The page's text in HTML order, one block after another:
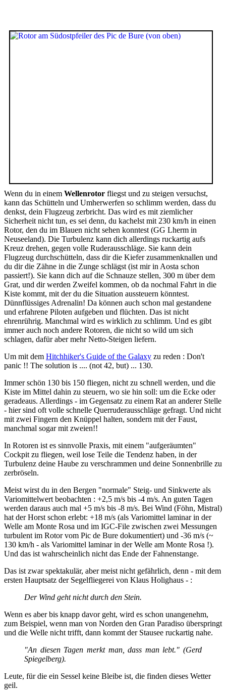
Wenn du in einem Wellenrotor fliegst und zu steigen versuchst,
kann das Schütteln und Umherwerfen so schlimm werden, dass du
denkst, dein Flugzeug zerbricht. Das wird es mit ziemlicher
Sicherheit nicht tun, es sei denn, du kachelst mit 230 km/h in einen
Rotor, den du im Blauen nicht sehen konntest (GG Lherm in
Neuseeland). Die Turbulenz kann dich allerdings ruckartig aufs
Kreuz drehen, gegen volle Ruderausschläge. Sie kann dein
Flugzeug durchschütteln, dass dir die Kiefer zusammenknallen und
du dir die Zähne in die Zunge schlägst (ist mir in Aosta schon
passiert!). Sie kann dich auf die Schnauze stellen, 300 m über dem
Grat, und dir werden Zweifel kommen, ob da nochmal Fahrt in die
Kiste kommt, mit der du die Situation aussteuern könntest.
Dünnflüssiges Adrenalin! Da können auch schon mal gestandene
und erfahrene Piloten aufgeben und flüchten. Das ist nicht
ehrenrührig. Manchmal wird es wirklich zu schlimm. Und es gibt
immer auch noch andere Rotoren, die nicht so wild um sich
schlagen, dafür aber mehr Netto-Steigen liefern.
Um mit dem Hitchhiker's Guide of the Galaxy zu reden : Don't
panic !! The solution is .... (not 42, but) ... 130.
Immer schön 130 bis 150 fliegen, nicht zu schnell werden, und die
Kiste im Mittel dahin zu steuern, wo sie hin soll: um die Ecke oder
geradeaus. Allerdings - im Gegensatz zu einem Rat an anderer Stelle
- hier sind oft volle schnelle Querruderausschläge gefragt. Und nicht
mit zwei Fingern den Knüppel halten, sondern mit der Faust,
manchmal sogar mit zweien!!
In Rotoren ist es sinnvolle Praxis, mit einem "aufgeräumten"
Cockpit zu fliegen, weil lose Teile die Tendenz haben, in der
Turbulenz deine Haube zu verschrammen und deine Sonnenbrille zu
zerbröseln.
Meist wirst du in den Bergen "normale" Steig- und Sinkwerte als
Variomittelwert beobachten : +2,5 m/s bis -4 m/s. An guten Tagen
werden daraus auch mal +5 m/s bis -8 m/s. Bei Wind (Föhn, Mistral)
hat der Horst schon erlebt: +18 m/s (als Variomittel laminar in der
Welle am Monte Rosa und im IGC-File zwischen zwei Messungen
turbulent im Rotor vom Pic de Bure dokumentiert) und -36 m/s (~
130 km/h - als Variomittel laminar in der Welle am Monte Rosa !).
Und das ist wahrscheinlich nicht das Ende der Fahnenstange.
Das ist zwar spektakulär, aber meist nicht gefährlich, denn - mit dem
ersten Hauptsatz der Segelfliegerei von Klaus Holighaus - :
Der Wind geht nicht durch den Stein.
Wenn es aber bis knapp davor geht, wird es schon unangenehm,
zum Beispiel, wenn man von Norden den Gran Paradiso überspringt
und die Welle nicht trifft, dann kommt der Stausee ruckartig nahe.
"An diesen Tagen merkt man, dass man lebt." (Gerd
Spiegelberg).
Leute, für die ein Sessel keine Bleibe ist, die finden dieses Wetter
geil.